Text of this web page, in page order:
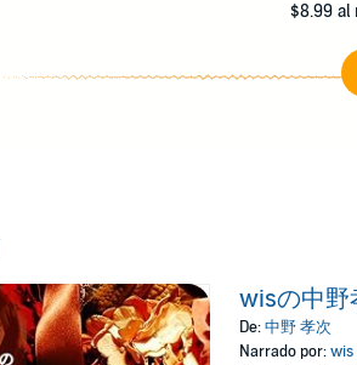
$8.99 al
wisの中野
De:中野 孝次
Narrado por:wis